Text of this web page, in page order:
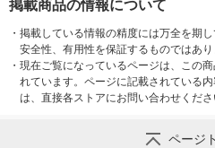
掲載商品の情報について
・ 掲載している情報の精度には万全を期
安全性、有用性を保証するものではあり
・ 現在ご覧になっているページは、この
れています。ページに記載されている
は、直接各ストアにお問い合わせくださ
ページ